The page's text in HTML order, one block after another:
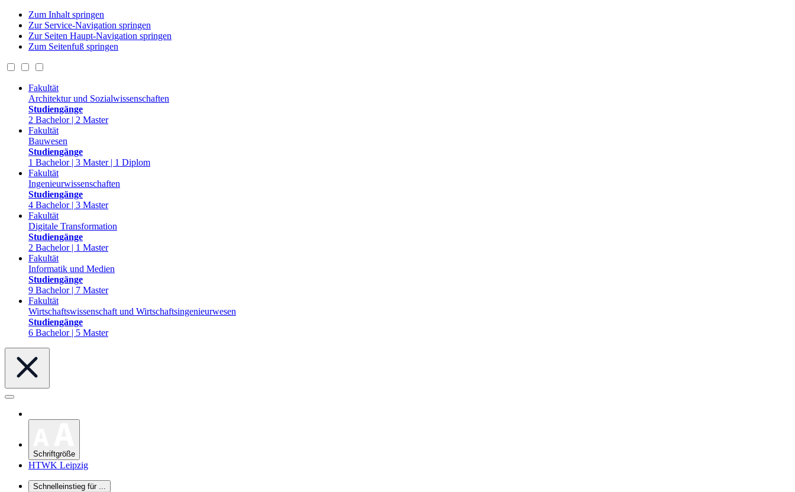
Zum Inhalt springen
Zur Service-Navigation springen
Zur Seiten Haupt-Navigation springen
Zum Seitenfuß springen
Fakultät
Architektur und Sozialwissenschaften
Studiengänge
2 Bachelor | 2 Master
Fakultät
Bauwesen
Studiengänge
1 Bachelor | 3 Master | 1 Diplom
Fakultät
Ingenieurwissenschaften
Studiengänge
4 Bachelor | 3 Master
Fakultät
Digitale Transformation
Studiengänge
2 Bachelor | 1 Master
Fakultät
Informatik und Medien
Studiengänge
9 Bachelor | 7 Master
Fakultät
Wirtschaftswissenschaft und Wirtschaftsingenieurwesen
Studiengänge
6 Bachelor | 5 Master
Schriftgröße
HTWK Leipzig
Schnelleinstieg für ...